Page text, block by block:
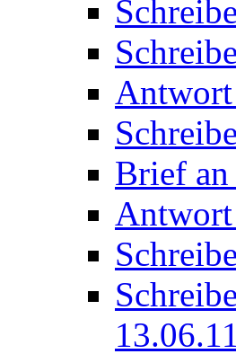
Brief
13.06.11